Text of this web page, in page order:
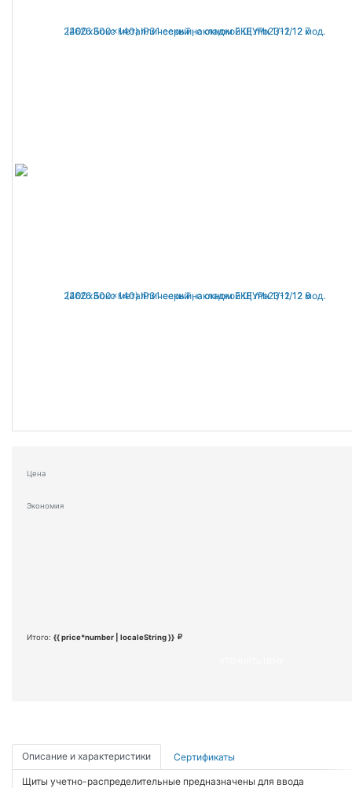
Цена
Экономия
Итого: {{ price*number | localeString }}
Описание и характеристики Сертификаты
Щиты учетно-распределительные предназначены для ввода